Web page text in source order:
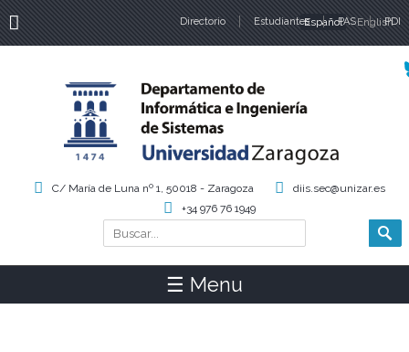
Directorio Estudiantes PAS PDI
Idiomas
Español English
Formulario de búsqueda
Buscar
C/ María de Luna nº 1, 50018 - Zaragoza
diis.sec@unizar.es
+34 976 76 1949
☰ Menu